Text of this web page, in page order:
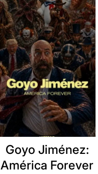
Goyo Jiménez:
América Forever